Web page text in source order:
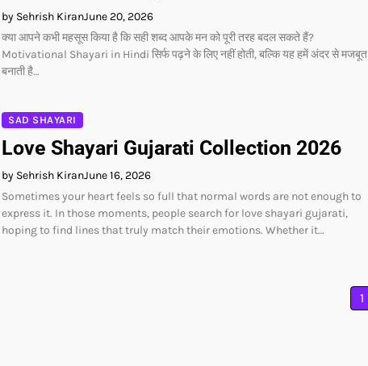
by Sehrish KiranJune 20, 2026
क्या आपने कभी महसूस किया है कि सही शब्द आपके मन को पूरी तरह बदल सकते हैं?
Motivational Shayari in Hindi सिर्फ पढ़ने के लिए नहीं होती, बल्कि यह हमें अंदर से मजबूत
बनाती है…
SAD SHAYARI
Love Shayari Gujarati Collection 2026
by Sehrish KiranJune 16, 2026
Sometimes your heart feels so full that normal words are not enough to
express it. In those moments, people search for love shayari gujarati,
hoping to find lines that truly match their emotions. Whether it…
1